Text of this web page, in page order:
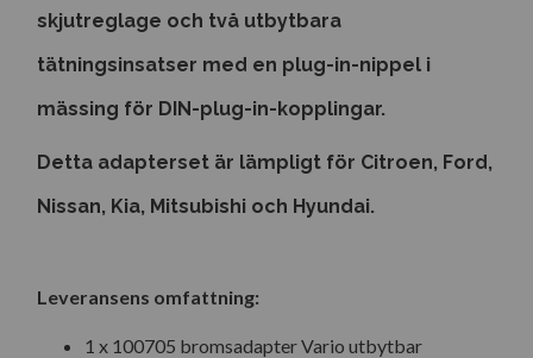
skjutreglage och två utbytbara
tätningsinsatser med en plug-in-nippel i
mässing för DIN-plug-in-kopplingar.
Detta adapterset är lämpligt för Citroen, Ford,
Nissan, Kia, Mitsubishi och Hyundai.
Leveransens omfattning:
1 x 100705 bromsadapter Vario utbytbar